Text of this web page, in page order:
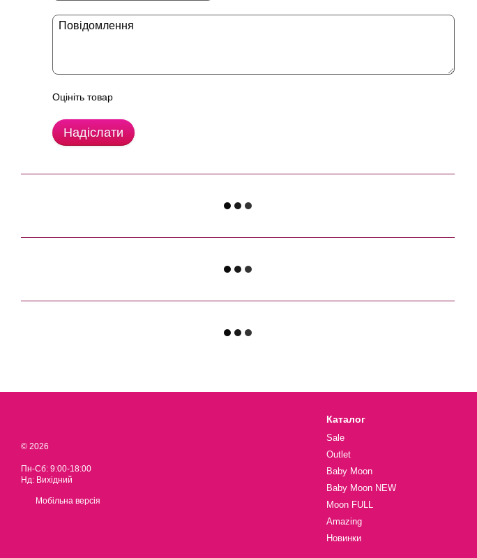
Оцініть товар
Надіслати
© 2026
Пн-Сб: 9:00-18:00
Нд: Вихідний
Мобільна версія
Каталог
Sale
Outlet
Baby Moon
Baby Moon NEW
Moon FULL
Amazing
Новинки